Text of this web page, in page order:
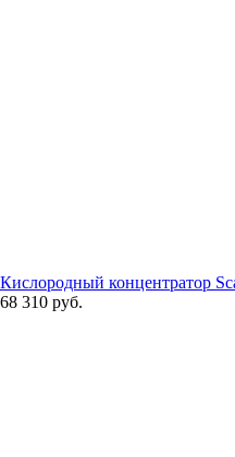
Кислородный концентратор
68 310 руб.